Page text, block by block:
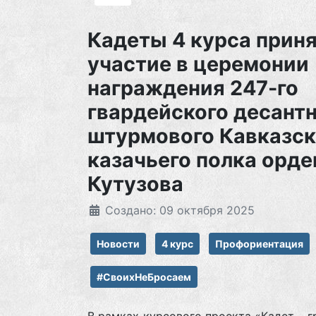
Кадеты 4 курса
участие в церемонии
награждения 247-го
гвардейского
штурмового
казачьего полка
Кутузова
Создано: 09 октября 2025
Новости 4 курс Профориентация
#СвоихНеБросаем